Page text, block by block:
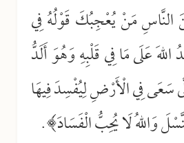
النَّاسِ مَنْ يُعْجِبُكَ قَوْلُهُ فِي
اللهَ عَلَى مَا فِي قَلْبِهِ وَهُوَ أَلَدُّ
سَعَى فِي الْأَرْضِ لِيُفْسِدَ فِيهَا
وَاللهُ لَا يُحِبُّ الْفَسَادَ﴾.